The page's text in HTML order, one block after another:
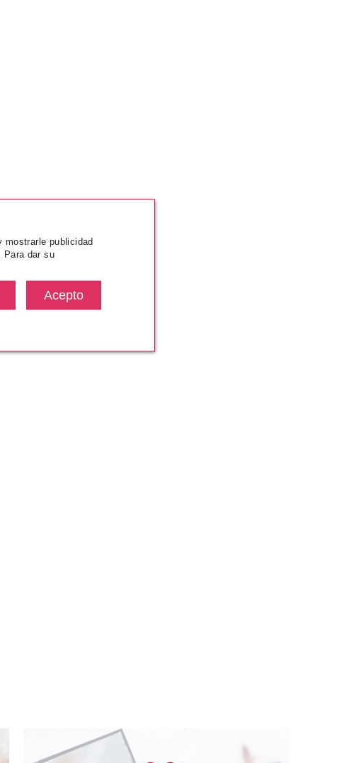
mostrarle publicidad
Para dar su